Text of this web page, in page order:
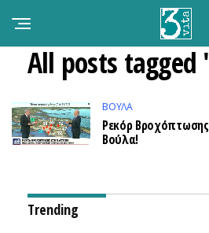
All posts tagged
ΒΟΥΛΑ
Ρεκόρ Βροχόπτωσης
Βούλα!
Trending